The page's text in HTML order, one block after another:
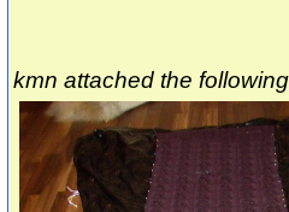
kmn attached the